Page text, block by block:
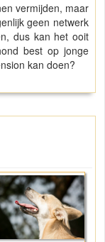
vermijden, maar
geen netwerk
dus kan het ooit
best op jonge
kan doen?